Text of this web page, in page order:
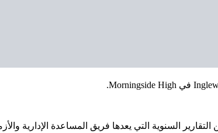
السنوية التي يعدها فريق المساعدة الإدارية